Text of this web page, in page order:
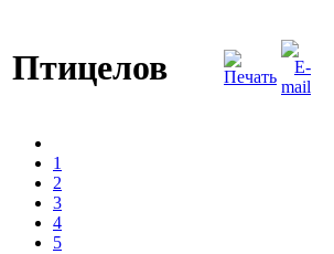
Птицелов
1
2
3
4
5